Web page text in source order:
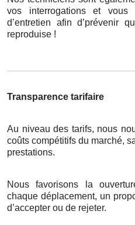
vos interrogations et vous
d’entretien afin d’prévenir
reproduise !
Transparence tarifaire
Au niveau des tarifs, nous
coûts compétitifs du marché,
prestations.
Nous favorisons la
chaque déplacement, un
d’accepter ou de rejeter.